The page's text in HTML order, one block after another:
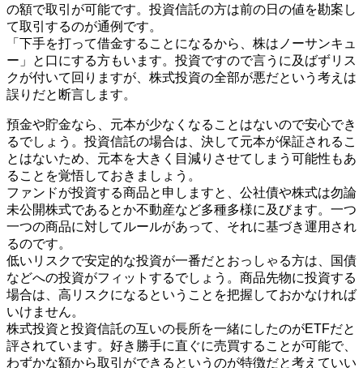
の額で取引が可能です。投資信託の方は前の日の値を勘案し
て取引するのが通例です。
「下手を打って借金することになるから、株はノーサンキュ
ー」と口にする方もいます。投資ですので言うに及ばずリス
クが付いて回りますが、株式投資の全部が悪だという考えは
誤りだと断言します。
預金や貯金なら、元本が少なくなることはないので安心でき
るでしょう。投資信託の場合は、決して元本が保証されるこ
とはないため、元本を大きく目減りさせてしまう可能性もあ
ることを覚悟しておきましょう。
ファンドが投資する商品と申しますと、公社債や株式は勿論
未公開株式であるとか不動産など多種多様に及びます。一つ
一つの商品に対してルールがあって、それに基づき運用され
るのです。
低いリスクで安定的な投資が一番だとおっしゃる方は、国債
などへの投資がフィットするでしょう。商品先物に投資する
場合は、高リスクになるということを把握しておかなければ
いけません。
株式投資と投資信託の互いの長所を一緒にしたのがETFだと
評されています。好き勝手に直ぐに売買することが可能で、
わずかな額から取引ができるというのが特徴だと考えていい